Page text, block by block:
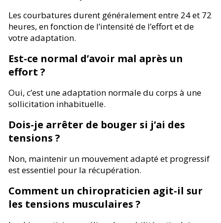
Les courbatures durent généralement entre 24 et 72
heures, en fonction de l’intensité de l’effort et de
votre adaptation.
Est-ce normal d’avoir mal après un
effort ?
Oui, c’est une adaptation normale du corps à une
sollicitation inhabituelle.
Dois-je arrêter de bouger si j’ai des
tensions ?
Non, maintenir un mouvement adapté et progressif
est essentiel pour la récupération.
Comment un chiropraticien agit-il sur
les tensions musculaires ?